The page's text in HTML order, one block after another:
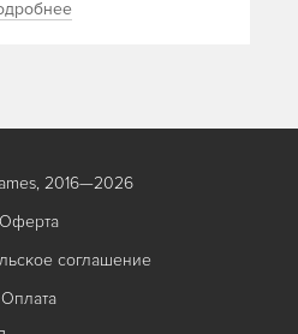
2016—2026
Оферта
соглашение
Оплата